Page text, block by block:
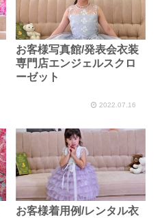
お客様写真館/発表会衣装
専門店エンジェルスクロ
ーゼット
2022.07.16
お客様着用例/レンタル衣